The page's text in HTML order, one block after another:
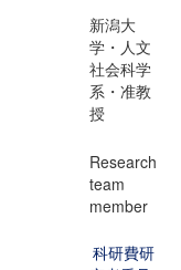
新潟大
学・人文
社会科学
系・准教
授
Research
team
member
科研費研